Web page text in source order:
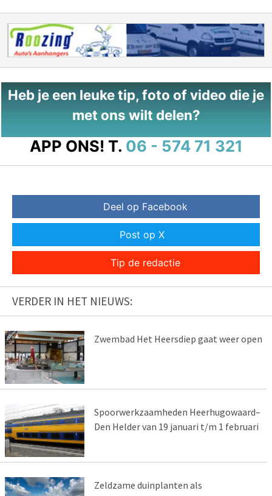
Heb je een leuke tip, foto of video die je
met ons wilt delen?
APP ONS! T. 06 - 574 71 321
Deel op Facebook
Post op X
Tip de redactie
VERDER IN HET NIEUWS:
Zwembad Het Heersdiep gaat weer open
Spoorwerkzaamheden Heerhugowaard–
Den Helder van 19 januari t/m 1 februari
Zeldzame duinplanten als